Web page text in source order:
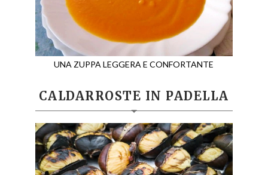
UNA ZUPPA LEGGERA E CONFORTANTE
CALDARROSTE IN PADELLA